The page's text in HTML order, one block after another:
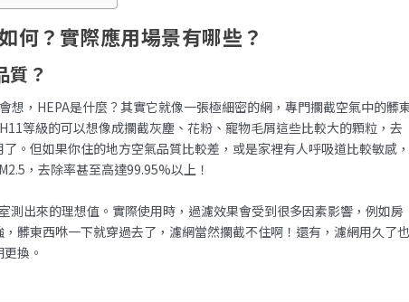
何？實際應用場景有哪些？
質？
想，HEPA是什麼？其實它就像一張極細密的網，專門攔截空氣中的髒
等級的可以想像成攔截灰塵、花粉、寵物毛屑這些比較大的顆粒，去
。但如果你住的地方空氣品質比較差，或是家裡有人呼吸道比較敏感
，去除率甚至高達99.95%以上！
測出來的理想值。實際使用時，過濾效果會受到很多因素影響，例如房
髒東西咻一下就穿過去了，濾網當然攔截不住啊！還有，濾網用久了
換。